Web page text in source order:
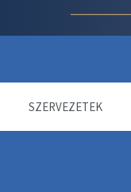
SZERVEZETEK